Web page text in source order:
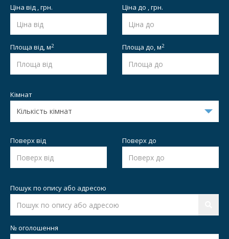
Ціна від , грн. Ціна до , грн.
Площа від,м2 Площа до,м2
Кімнат
Поверх від Поверх до
Пошук по опису або адресою
№ оголошення